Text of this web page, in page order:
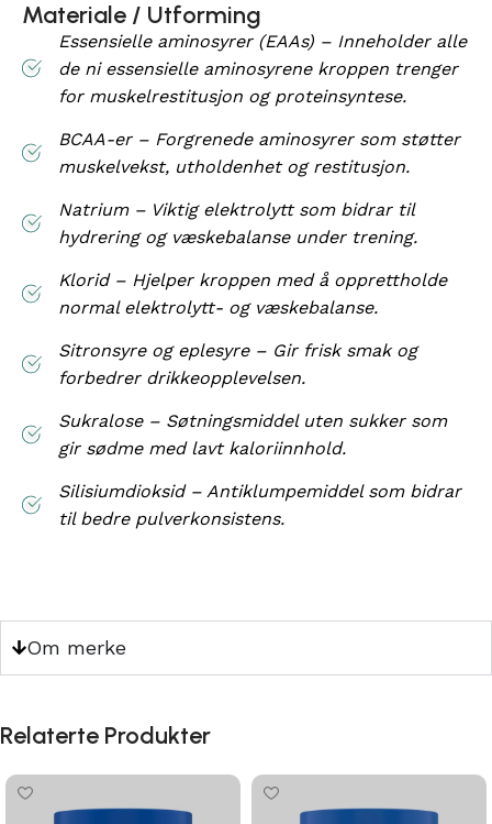
Materiale / Utforming
Essensielle aminosyrer (EAAs) – Inneholder alle
de ni essensielle aminosyrene kroppen trenger
for muskelrestitusjon og proteinsyntese.
BCAA-er – Forgrenede aminosyrer som støtter
muskelvekst, utholdenhet og restitusjon.
Natrium – Viktig elektrolytt som bidrar til
hydrering og væskebalanse under trening.
Klorid – Hjelper kroppen med å opprettholde
normal elektrolytt- og væskebalanse.
Sitronsyre og eplesyre – Gir frisk smak og
forbedrer drikkeopplevelsen.
Sukralose – Søtningsmiddel uten sukker som
gir sødme med lavt kaloriinnhold.
Silisiumdioksid – Antiklumpemiddel som bidrar
til bedre pulverkonsistens.
Om merke
Relaterte Produkter